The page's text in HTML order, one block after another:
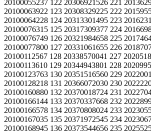
20100055237 122 20306921526 221
20100063922 123 20308329225 222
20100064228 124 20313301495 223
20100076315 125 20317309377 224
20100076749 126 20321984658 225
20100077800 127 20331061655 226
20100112567 128 20338570041 227
20100113610 129 20344943801 228
20100123763 130 20351516560 229
20100128218 131 20366072030 230
20100160880 132 20370018724 231
20100166144 133 20370337668 232
20100166578 134 20370808024 233
20100167035 135 20371972545 234
20100168945 136 20373544656 235